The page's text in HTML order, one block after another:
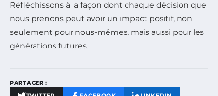
Réfléchissons à la façon dont chaque décision que
nous prenons peut avoir un impact positif, non
seulement pour nous-mêmes, mais aussi pour les
générations futures.
PARTAGER :